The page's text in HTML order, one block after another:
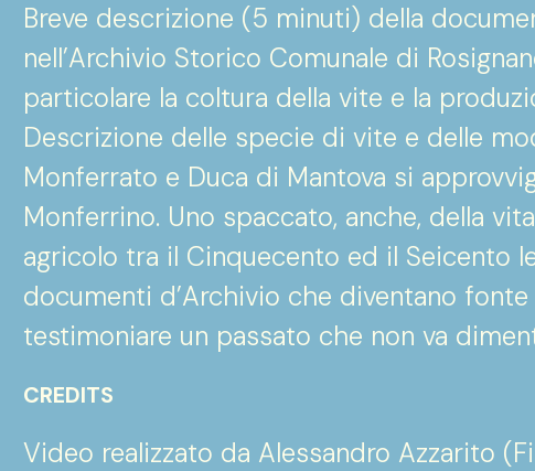
Breve descrizione (5 minuti) della
nell’Archivio Storico Comunale di
particolare la coltura della vite e la
Descrizione delle specie di vite e delle
Monferrato e Duca di Mantova si
Monferrino. Uno spaccato, anche, della
agricolo tra il Cinquecento ed il Seicento
documenti d’Archivio che diventano
testimoniare un passato che non va
CREDITS
Video realizzato da Alessandro Azzarito